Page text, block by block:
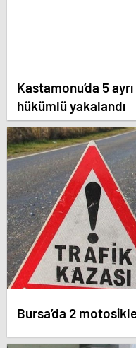
Kastamonu’da 5
hükümlü yakalandı
Bursa’da 2